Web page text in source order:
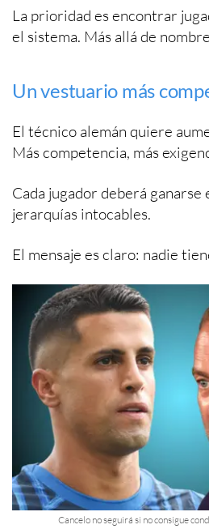
La prioridad es encontrar
el sistema. Más allá de
Un vestuario más
El técnico alemán quiere
Más competencia, más
Cada jugador deberá ganarse
jerarquías intocables.
El mensaje es claro: nadie
Cancelo no seguirá si no consigue